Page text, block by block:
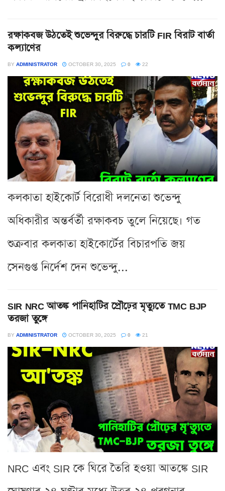
রক্ষাকবজ উঠতেই শুভেন্দুর বিরুদ্ধে চারটি FIR বিরাট বার্তা
কল্যাণের
BY ADMINISTRATOR OCTOBER 30, 2025 0 22
কলকাতা হাইকোর্ট বিরোধী দলনেতা শুভেন্দু
অধিকারীর অন্তর্বর্তী রক্ষাকবচ তুলে নিয়েছে। গত
শুক্রবার কলকাতা হাইকোর্টের বিচারপতি জয়
সেনগুপ্ত নির্দেশ দেন শুভেন্দু...
SIR NRC আতঙ্ক পানিহাটির প্রৌঢ়ের মৃত্যুতে TMC BJP
তরজা তুঙ্গে
BY ADMINISTRATOR OCTOBER 30, 2025 0 21
NRC এবং SIR কে ঘিরে তৈরি হওয়া আতঙ্কে SIR